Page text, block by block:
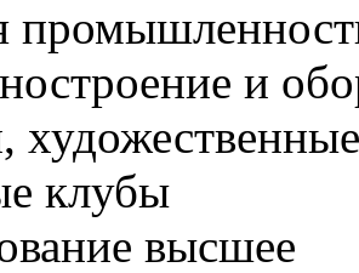
и
клубы
высшее